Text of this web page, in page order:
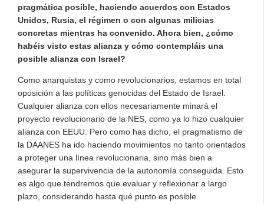
pragmática posible, haciendo acuerdos con Estados
Unidos, Rusia, el régimen o con algunas milicias
concretas mientras ha convenido. Ahora bien, ¿cómo
habéis visto estas alianza y cómo contempláis una
posible alianza con Israel?
Como anarquistas y como revolucionarios, estamos en total
oposición a las políticas genocidas del Estado de Israel.
Cualquier alianza con ellos necesariamente minará el
proyecto revolucionario de la NES, como ya lo hizo cualquier
alianza con EEUU. Pero como has dicho, el pragmatismo de
la DAANES ha ido haciendo movimientos no tanto orientados
a proteger una línea revolucionaria, sino más bien a
asegurar la supervivencia de la autonomía conseguida. Esto
es algo que tendremos que evaluar y reflexionar a largo
plazo, considerando hasta qué punto es posible